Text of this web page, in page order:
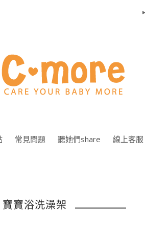
常見問題 聽她們share 線上客服
寶寶浴洗澡架